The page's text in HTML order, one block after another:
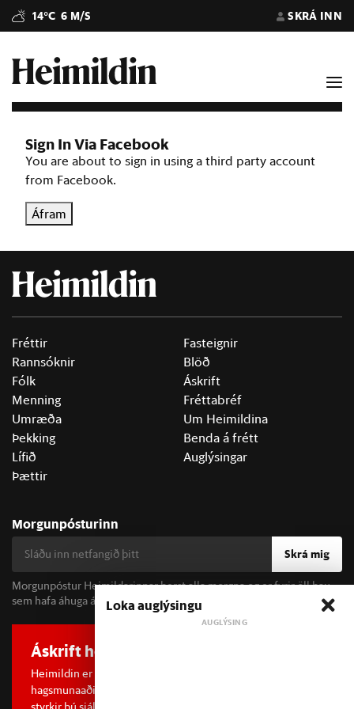
14°C 6 M/S SKRÁ INN
Sign In Via Facebook
You are about to sign in using a third party account
from Facebook.
Áfram
Fréttir
Rannsóknir
Fólk
Menning
Umræða
Þekking
Lífið
Þættir
Fasteignir
Blöð
Áskrift
Fréttabréf
Um Heimildina
Benda á frétt
Auglýsingar
Morgunpósturinn
Skrá mig
Morgunpóstur Heimildarinnar berst alla morgna og er fyrir öll þau
sem hafa áhuga á fréttum og þjóðfélagsumræðu.
Áskrift hefur áhrif
Heimildin er í dreifðu eignarhaldi og óháð
hagsmunaaðilum. Með því að kaupa áskrift að Heimildinni
Loka auglýsingu